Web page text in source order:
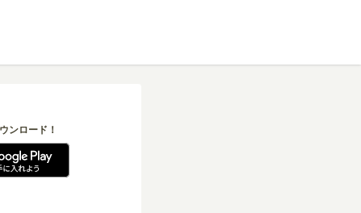
ンロード！